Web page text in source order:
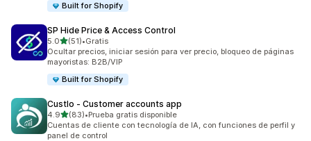
Built for Shopify
SP Hide Price & Access Control
5.0de 5 estrellas
(51)
51 reseñas en total
•Gratis
Ocultar precios, iniciar sesión para ver precio, bloqueo de páginas
mayoristas: B2B/VIP
Built for Shopify
Custlo ‑ Customer accounts app
4.9de 5 estrellas
(83)
83 reseñas en total
•Prueba gratis disponible
Cuentas de cliente con tecnología de IA, con funciones de perfil y
panel de control